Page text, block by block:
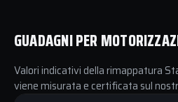
GUADAGNI PER
Valori indicativi della rimappatura
viene misurata e certificata sul